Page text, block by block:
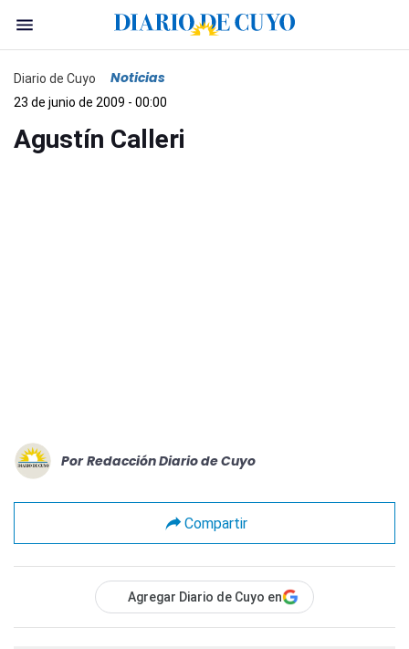
Diario de Cuyo Noticias
23 de junio de 2009 - 00:00
Agustín Calleri
Por Redacción Diario de Cuyo
Compartir
Agregar Diario de Cuyo en